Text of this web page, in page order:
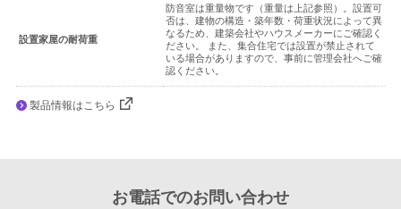
閉じる
設置家屋の耐荷重
防音室は重量物です（重量は上記参照）。設置可
否は、建物の構造・築年数・荷重状況によって異
なるため、建築会社やハウスメーカーにご確認く
ださい。 また、集合住宅では設置が禁止されて
いる場合がありますので、事前に管理会社へご確
認ください。
製品情報はこちら
お電話でのお問い合わせ